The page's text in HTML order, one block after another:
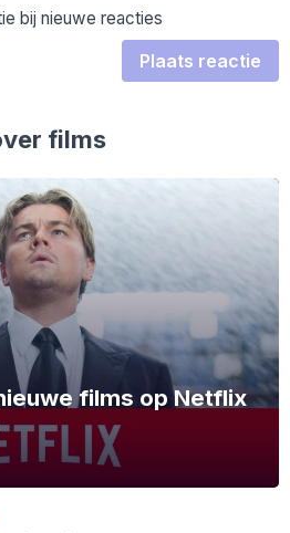
bij nieuwe reacties
Plaats reactie
films
films op Netflix